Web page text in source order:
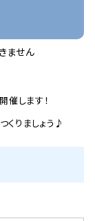
ません
催します！
くりましょう♪